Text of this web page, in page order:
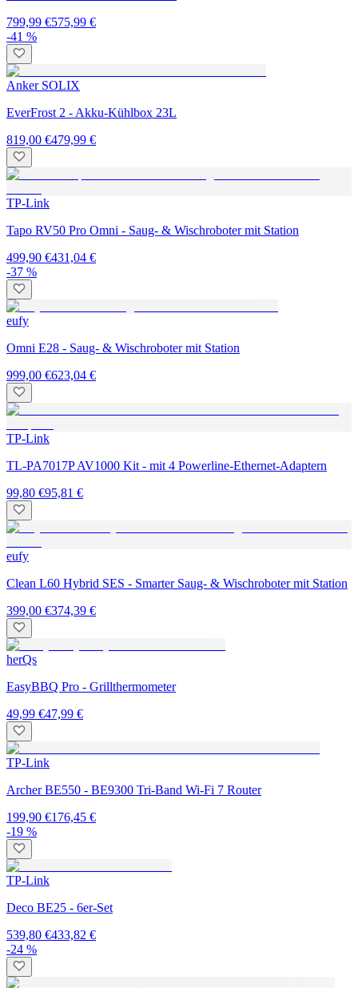
799,99 €575,99 €
-41 %
Anker SOLIX
EverFrost 2 - Akku-Kühlbox 23L
819,00 €479,99 €
TP-Link
Tapo RV50 Pro Omni - Saug- & Wischroboter mit Station
499,90 €431,04 €
-37 %
eufy
Omni E28 - Saug- & Wischroboter mit Station
999,00 €623,04 €
TP-Link
TL-PA7017P AV1000 Kit - mit 4 Powerline-Ethernet-Adaptern
99,80 €95,81 €
eufy
Clean L60 Hybrid SES - Smarter Saug- & Wischroboter mit Station
399,00 €374,39 €
herQs
EasyBBQ Pro - Grillthermometer
49,99 €47,99 €
TP-Link
Archer BE550 - BE9300 Tri-Band Wi-Fi 7 Router
199,90 €176,45 €
-19 %
TP-Link
Deco BE25 - 6er-Set
539,80 €433,82 €
-24 %